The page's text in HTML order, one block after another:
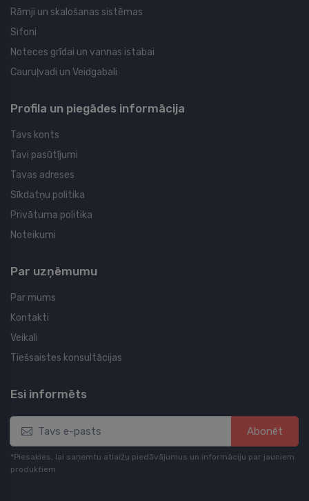
Rāmji un skalošanas sistēmas
Sifoni
Noteces grīdai un vannas istabai
Cauruļvadi un Veidgabali
Profila un piegādes informācija
Tavs konts
Tavi pasūtījumi
Tavas adreses
Sīkdatņu politika
Privātuma politika
Noteikumi
Par uzņēmumu
Par mums
Kontakti
Veikali
Tiešsaistes konsultācijas
Esi informēts
Abonēt
*Piesakies, lai saņemtu atlaižu piedāvājumus un informāciju par jauniem
produktiem